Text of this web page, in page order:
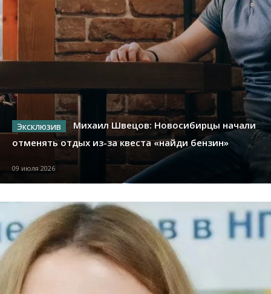
Михаил Швецов: Новосибирцы начали
отменять отдых из-за квеста «найди бензин»
09 июля 2026